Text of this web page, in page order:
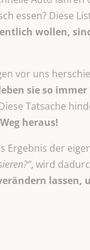
essen? Diese
wollen,
vor uns
sie so
Tatsache
heraus!
Ergebnis der
, wird
lassen,